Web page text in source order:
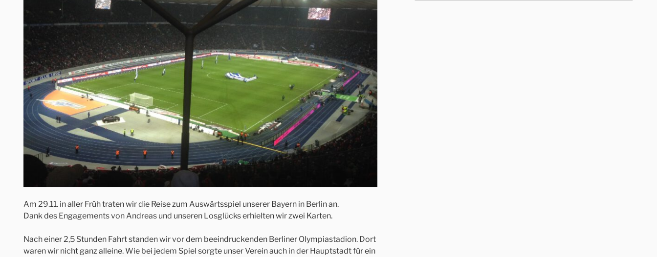
Am 29.11. in aller Früh traten wir die Reise zum Auswärtsspiel unserer Bayern in Berlin an.
Dank des Engagements von Andreas und unseren Losglücks erhielten wir zwei Karten.
Nach einer 2,5 Stunden Fahrt standen wir vor dem beeindruckenden Berliner Olympiastadion. Dort
waren wir nicht ganz alleine. Wie bei jedem Spiel sorgte unser Verein auch in der Hauptstadt für ein